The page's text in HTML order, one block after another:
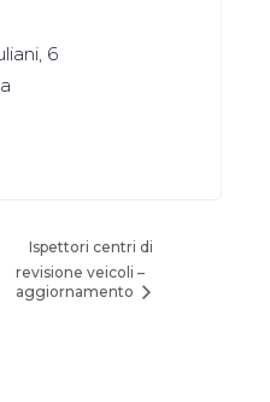
6
Ispettori centri di
revisione veicoli –
aggiornamento